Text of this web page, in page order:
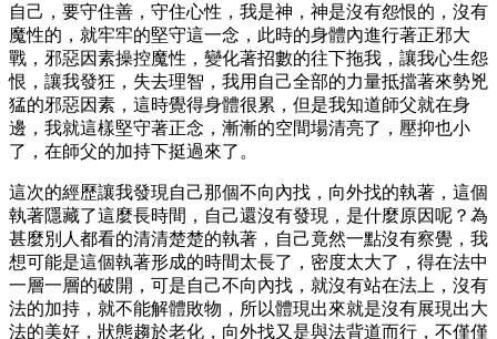
自己，要守住善，守住心性，我是神，神是沒有怨恨的，沒有
魔性的，就牢牢的堅守這一念，此時的身體內進行著正邪大
戰，邪惡因素操控魔性，變化著招數的往下拖我，讓我心生怨
恨，讓我發狂，失去理智，我用自己全部的力量抵擋著來勢兇
猛的邪惡因素，這時覺得身體很累，但是我知道師父就在身
邊，我就這樣堅守著正念，漸漸的空間場清亮了，壓抑也小
了，在師父的加持下挺過來了。
這次的經歷讓我發現自己那個不向內找，向外找的執著，這個
執著隱藏了這麼長時間，自己還沒有發現，是什麼原因呢？為
甚麼別人都看的清清楚楚的執著，自己竟然一點沒有察覺，我
想可能是這個執著形成的時間太長了，密度太大了，得在法中
一層一層的破開，可是自己不向內找，就沒有站在法上，沒有
法的加持，就不能解體敗物，所以體現出來就是沒有展現出大
法的美好，狀態趨於老化，向外找又是與法背道而行，不僅僅